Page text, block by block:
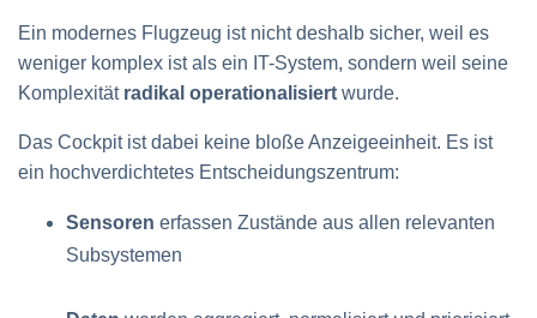
Ein modernes Flugzeug ist nicht deshalb sicher, weil es
weniger komplex ist als ein IT-System, sondern weil seine
Komplexität radikal operationalisiert wurde.
Das Cockpit ist dabei keine bloße Anzeigeeinheit. Es ist
ein hochverdichtetes Entscheidungszentrum:
Sensoren erfassen Zustände aus allen relevanten
Subsystemen